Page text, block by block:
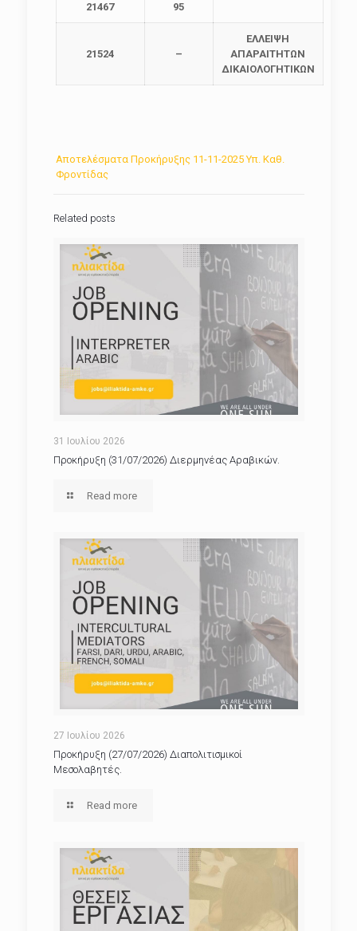
21467 95
21524 –
ΕΛΛΕΙΨΗ
ΑΠΑΡΑΙΤΗΤΩΝ
ΔΙΚΑΙΟΛΟΓΗΤΙΚΩΝ
Αποτελέσματα Προκήρυξης 11-11-2025 Υπ. Καθ.
Φροντίδας
Related posts
31 Ιουλίου 2026
Προκήρυξη (31/07/2026) Διερμηνέας Αραβικών.
Read more
27 Ιουλίου 2026
Προκήρυξη (27/07/2026) Διαπολιτισμικοί
Μεσολαβητές.
Read more